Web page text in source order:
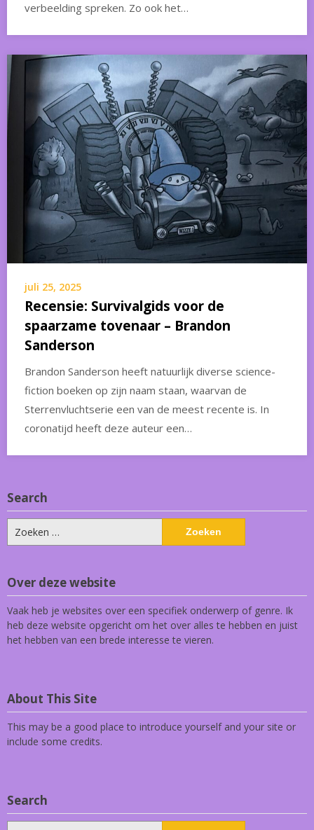
verbeelding spreken. Zo ook het…
juli 25, 2025
Recensie: Survivalgids voor de
spaarzame tovenaar – Brandon
Sanderson
Brandon Sanderson heeft natuurlijk diverse science-
fiction boeken op zijn naam staan, waarvan de
Sterrenvluchtserie een van de meest recente is. In
coronatijd heeft deze auteur een…
Search
naar:
Over deze website
Vaak heb je websites over een specifiek onderwerp of genre. Ik
heb deze website opgericht om het over alles te hebben en juist
het hebben van een brede interesse te vieren.
About This Site
This may be a good place to introduce yourself and your site or
include some credits.
Search